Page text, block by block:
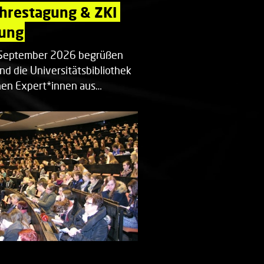
& ZKI
2026 begrüßen
die Universitätsbibliothek
Expert*innen aus…